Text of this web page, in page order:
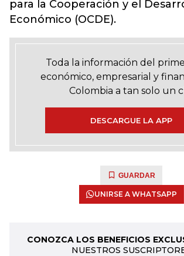
para la Cooperación y el
Económico (OCDE).
Toda la información del
económico, empresarial y
Colombia a tan solo un
DESCARGUE LA APP
GUARDAR
UNIRSE A WHATSAPP
CONOZCA LOS BENEFICIOS
NUESTROS